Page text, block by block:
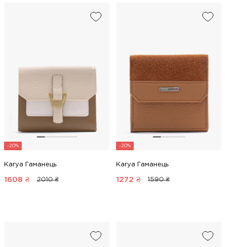
-20%
Karya Гаманець
1608 ₴ 2010 ₴
-20%
Karya Гаманець
1272 ₴ 1590 ₴